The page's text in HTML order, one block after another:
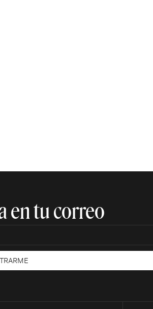
en tu correo​